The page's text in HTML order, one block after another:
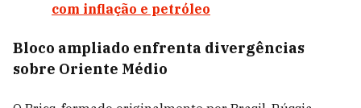
com inflação e petróleo
Bloco ampliado enfrenta divergências
sobre Oriente Médio